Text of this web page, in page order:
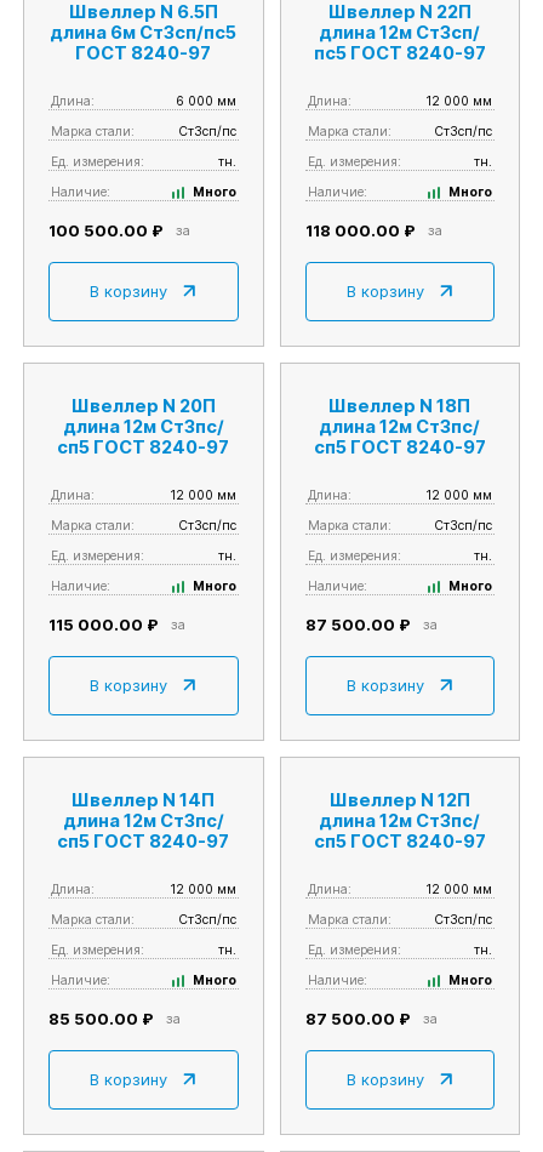
Швеллер N 6.5П
длина 6м Ст3сп/пс5
ГОСТ 8240-97
Длина:
6 000 мм
Марка стали:
Ст3сп/пс
Ед. измерения:
тн.
Наличие:
Много
100 500.00 ₽ за
В корзину
Швеллер N 22П
длина 12м Ст3сп/
пс5 ГОСТ 8240-97
Длина:
12 000 мм
Марка стали:
Ст3сп/пс
Ед. измерения:
тн.
Наличие:
Много
118 000.00 ₽ за
В корзину
Швеллер N 20П
длина 12м Ст3пс/
сп5 ГОСТ 8240-97
Длина:
12 000 мм
Марка стали:
Ст3сп/пс
Ед. измерения:
тн.
Наличие:
Много
115 000.00 ₽ за
В корзину
Швеллер N 18П
длина 12м Ст3пс/
сп5 ГОСТ 8240-97
Длина:
12 000 мм
Марка стали:
Ст3сп/пс
Ед. измерения:
тн.
Наличие:
Много
87 500.00 ₽ за
В корзину
Швеллер N 14П
длина 12м Ст3пс/
сп5 ГОСТ 8240-97
Длина:
12 000 мм
Марка стали:
Ст3сп/пс
Ед. измерения:
тн.
Наличие:
Много
85 500.00 ₽ за
В корзину
Швеллер N 12П
длина 12м Ст3пс/
сп5 ГОСТ 8240-97
Длина:
12 000 мм
Марка стали:
Ст3сп/пс
Ед. измерения:
тн.
Наличие:
Много
87 500.00 ₽ за
В корзину